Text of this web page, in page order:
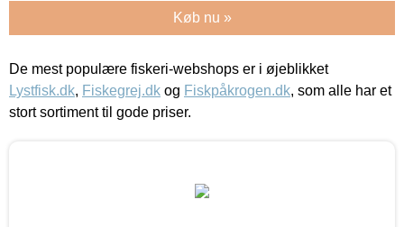
Køb nu »
De mest populære fiskeri-webshops er i øjeblikket
Lystfisk.dk, Fiskegrej.dk og Fiskpåkrogen.dk, som alle har et
stort sortiment til gode priser.